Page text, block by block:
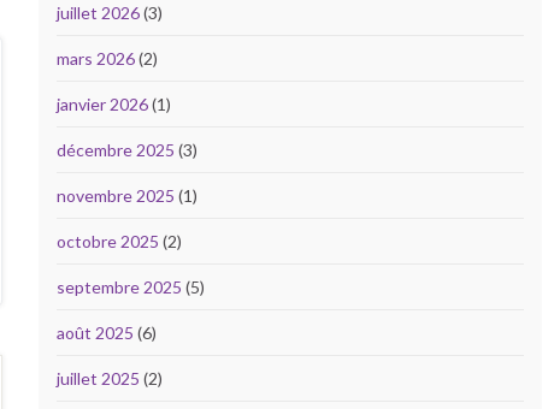
juillet 2026(3)
mars 2026(2)
janvier 2026(1)
décembre 2025 (3)
novembre 2025 (1)
octobre 2025 (2)
septembre 2025 (5)
août 2025 (6)
juillet 2025 (2)